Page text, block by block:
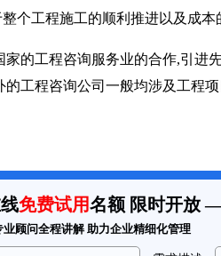
个工程施工的顺利推进以及成本
工程咨询服务业的合作,引进
工程咨询公司一般均涉及工程